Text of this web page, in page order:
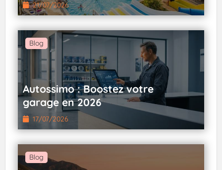
21/07/2026
Blog
Autossimo : Boostez votre
garage en 2026
17/07/2026
Blog